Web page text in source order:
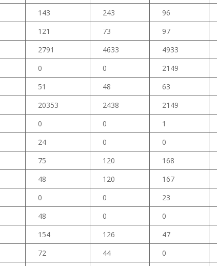
143 243 96
121 73 97
2791 4633 4933
0 0 2149
51 48 63
20353 2438 2149
0 0 1
24 0 0
75 120 168
48 120 167
0 0 23
48 0 0
154 126 47
72 44 0